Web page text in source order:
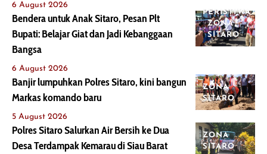
6 August 2026
PERISTIWA
ZONA
SITARO
Bendera untuk Anak Sitaro, Pesan Plt
Bupati: Belajar Giat dan Jadi Kebanggaan
Bangsa
6 August 2026
ZONA
SITARO
Banjir lumpuhkan Polres Sitaro, kini bangun
Markas komando baru
5 August 2026
ZONA
SITARO
Polres Sitaro Salurkan Air Bersih ke Dua
Desa Terdampak Kemarau di Siau Barat